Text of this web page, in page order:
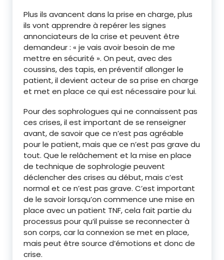
Plus ils avancent dans la prise en charge, plus
ils vont apprendre à repérer les signes
annonciateurs de la crise et peuvent être
demandeur : « je vais avoir besoin de me
mettre en sécurité ». On peut, avec des
coussins, des tapis, en préventif allonger le
patient, il devient acteur de sa prise en charge
et met en place ce qui est nécessaire pour lui.
Pour des sophrologues qui ne connaissent pas
ces crises, il est important de se renseigner
avant, de savoir que ce n’est pas agréable
pour le patient, mais que ce n’est pas grave du
tout. Que le relâchement et la mise en place
de technique de sophrologie peuvent
déclencher des crises au début, mais c’est
normal et ce n’est pas grave. C’est important
de le savoir lorsqu’on commence une mise en
place avec un patient TNF, cela fait partie du
processus pour qu’il puisse se reconnecter à
son corps, car la connexion se met en place,
mais peut être source d’émotions et donc de
crise.